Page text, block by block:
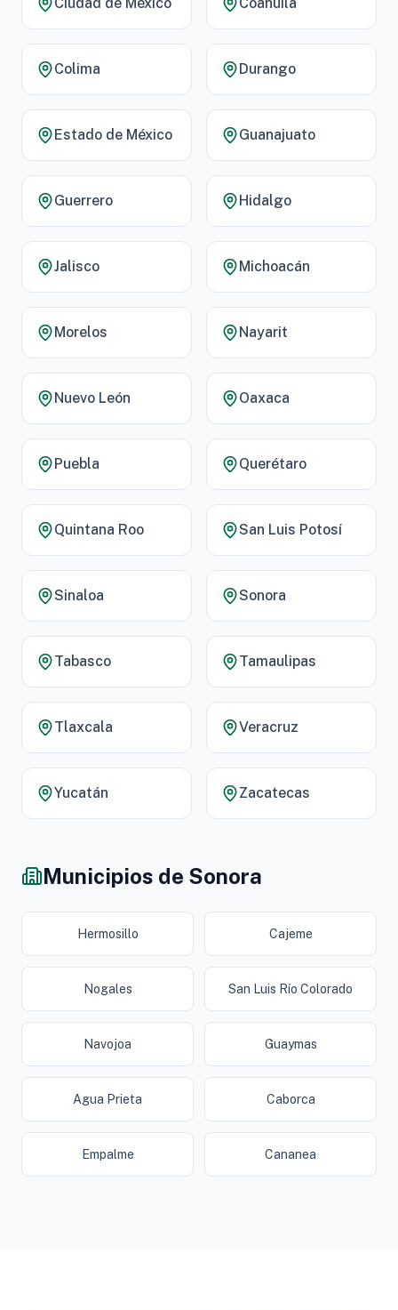
Colima Durango
Estado de México Guanajuato
Guerrero Hidalgo
Jalisco Michoacán
Morelos Nayarit
Nuevo León Oaxaca
Puebla Querétaro
Quintana Roo San Luis Potosí
Sinaloa Sonora
Tabasco Tamaulipas
Tlaxcala Veracruz
Yucatán Zacatecas
Municipios de Sonora
Hermosillo Cajeme
Nogales San Luis Río Colorado
Navojoa Guaymas
Agua Prieta Caborca
Empalme Cananea